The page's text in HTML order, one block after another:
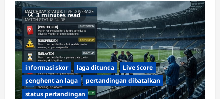
3 minutes read
informasi skor laga ditunda
Live Score
penghentian laga
pertandingan dibatalkan
status pertandingan